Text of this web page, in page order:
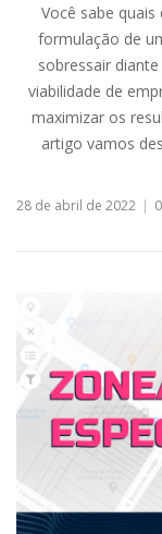
Você sabe
formulação de
sobressair
viabilidade de
maximizar os
artigo vamos
28 de abril de 2022 |